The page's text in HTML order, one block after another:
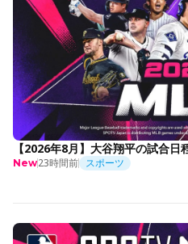
【2026年8月】大谷翔平の試合日
New23時間前 スポーツ